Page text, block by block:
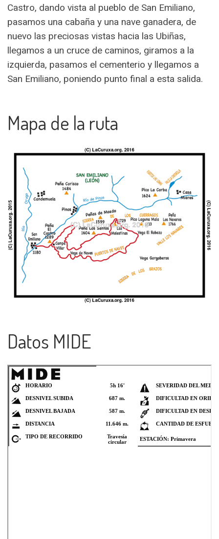
Castro, dando vista al pueblo de San Emiliano,
pasamos una cabaña y una nave ganadera, de
nuevo las preciosas vistas hacia las Ubiñas,
llegamos a un cruce de caminos, giramos a la
izquierda, pasamos el cementerio y llegamos a
San Emiliano, poniendo punto final a esta salida.
Mapa de la ruta
Datos MIDE